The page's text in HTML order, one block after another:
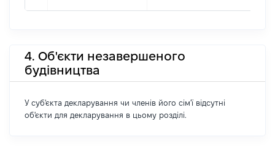
4. Об'єкти незавершеного
будівництва
У суб'єкта декларування чи членів його сім'ї відсутні
об'єкти для декларування в цьому розділі.